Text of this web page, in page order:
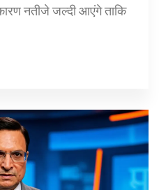
नतीजे जल्दी आएंगे ताकि